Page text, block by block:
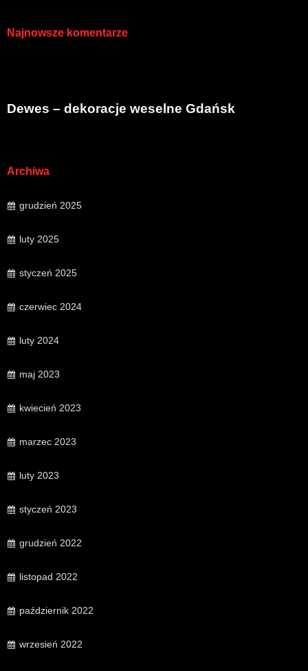
Najnowsze komentarze
Dewes – dekoracje weselne Gdańsk
Archiwa
grudzień 2025
luty 2025
styczeń 2025
czerwiec 2024
luty 2024
maj 2023
kwiecień 2023
marzec 2023
luty 2023
styczeń 2023
grudzień 2022
listopad 2022
październik 2022
wrzesień 2022